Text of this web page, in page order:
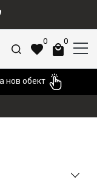
0 0
нов обект